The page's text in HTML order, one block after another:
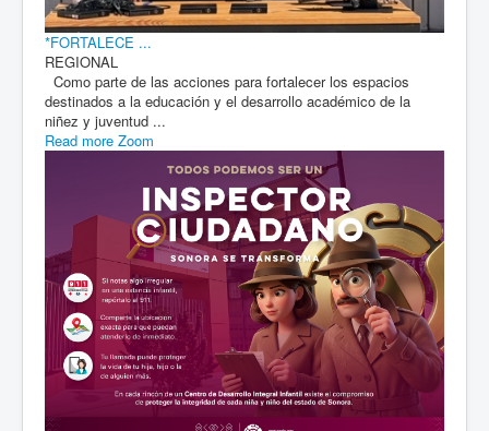
*FORTALECE ...
REGIONAL
Como parte de las acciones para fortalecer los espacios
destinados a la educación y el desarrollo académico de la
niñez y juventud ...
Read more Zoom